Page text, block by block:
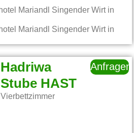
Hadriwa
Stube HAST
Vierbettzimmer
Anfragen